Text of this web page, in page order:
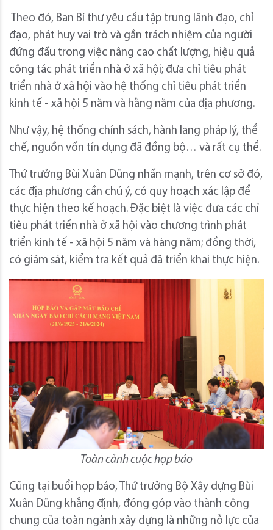
Theo đó, Ban Bí thư yêu cầu tập trung lãnh đạo, chỉ
đạo, phát huy vai trò và gắn trách nhiệm của người
đứng đầu trong việc nâng cao chất lượng, hiệu quả
công tác phát triển nhà ở xã hội; đưa chỉ tiêu phát
triển nhà ở xã hội vào hệ thống chỉ tiêu phát triển
kinh tế - xã hội 5 năm và hằng năm của địa phương.
Như vậy, hệ thống chính sách, hành lang pháp lý, thể
chế, nguồn vốn tín dụng đã đồng bộ… và rất cụ thể.
Thứ trưởng Bùi Xuân Dũng nhấn mạnh, trên cơ sở đó,
các địa phương cần chú ý, có quy hoạch xác lập để
thực hiện theo kế hoạch. Đặc biệt là việc đưa các chỉ
tiêu phát triển nhà ở xã hội vào chương trình phát
triển kinh tế - xã hội 5 năm và hàng năm; đồng thời,
có giám sát, kiểm tra kết quả đã triển khai thực hiện.
Toàn cảnh cuộc họp báo
Cũng tại buổi họp báo, Thứ trưởng Bộ Xây dựng Bùi
Xuân Dũng khẳng định, đóng góp vào thành công
chung của toàn ngành xây dựng là những nỗ lực của